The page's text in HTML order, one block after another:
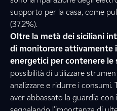
supporto per la casa, come
(37,2%).
Oltre la metà dei siciliani
di monitorare attivamente
energetici per contenere le
possibilità di utilizzare
analizzare e ridurre i consumi.
aver abbassato la guardia con